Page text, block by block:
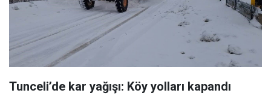
Tunceli’de kar yağışı: Köy yolları kapandı